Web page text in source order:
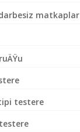
matkaplar
testere